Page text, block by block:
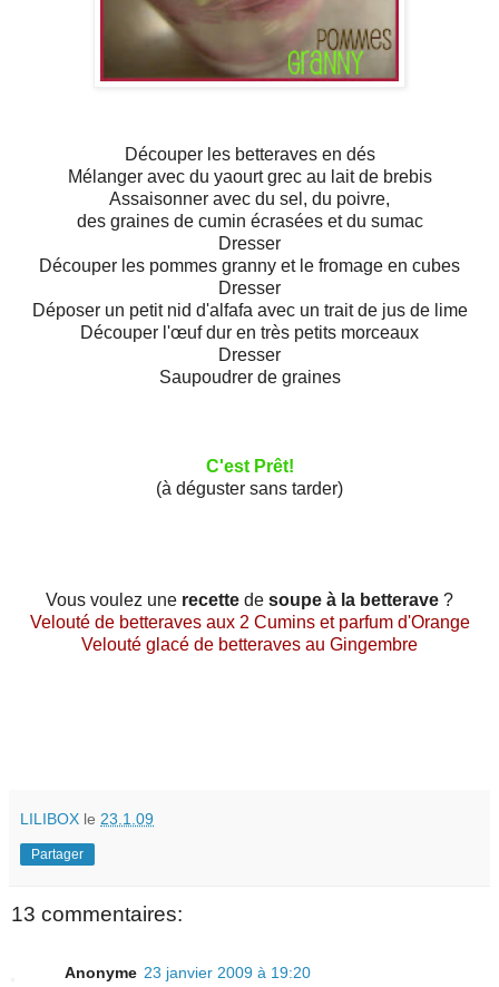
Découper les betteraves en dés
Mélanger avec du yaourt grec au lait de brebis
Assaisonner avec du sel, du poivre,
des graines de cumin écrasées et du sumac
Dresser
Découper les pommes granny et le fromage en cubes
Dresser
Déposer un petit nid d'alfafa avec un trait de jus de lime
Découper l'œuf dur en très petits morceaux
Dresser
Saupoudrer de graines
C'est Prêt!
(à déguster sans tarder)
Vous voulez une recette de soupe à la betterave ?
Velouté de betteraves aux 2 Cumins et parfum d'Orange
Velouté glacé de betteraves au Gingembre
LILIBOX le 23.1.09
Partager
13 commentaires:
Anonyme 23 janvier 2009 à 19:20